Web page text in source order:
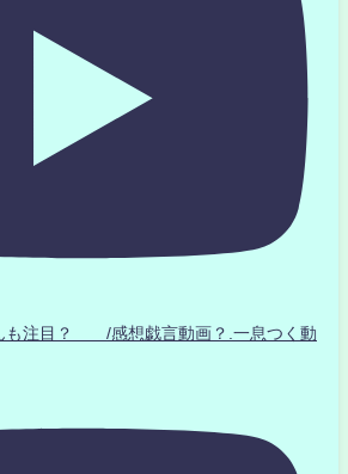
も注目？ /感想戯言動画？.一息つく動